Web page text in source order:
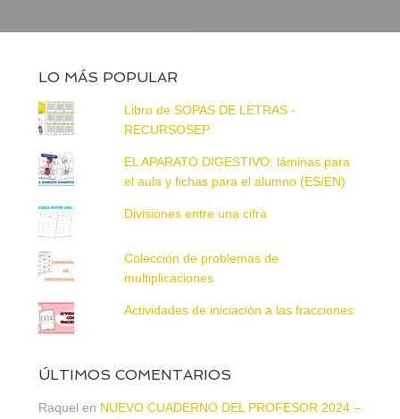
LO MÁS POPULAR
Libro de SOPAS DE LETRAS -
RECURSOSEP
EL APARATO DIGESTIVO: láminas para
el aula y fichas para el alumno (ES/EN)
Divisiones entre una cifra
Colección de problemas de
multiplicaciones
Actividades de iniciación a las fracciones
ÚLTIMOS COMENTARIOS
Raquel en NUEVO CUADERNO DEL PROFESOR 2024 –